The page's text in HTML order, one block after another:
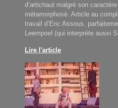
d’artichaut malgré son
métamorphosé. Article au
travail d’Eric Assous,
Leempoel (qui interprète aussi
Lire l'article